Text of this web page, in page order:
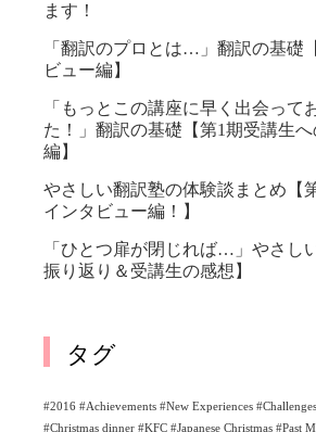
ます！
「翻訳のプロとは…」翻訳の基礎
ビュー編】
「もっとこの講座に早く出会って
た！」翻訳の基礎【第1期受講生
編】
やさしい翻訳塾の体験談まとめ【
インタビュー編！】
「ひとつ扉が閉じれば…」やさし
振り返り＆受講生の感想】
タグ
#2016 #Achievements #New Experiences
#Christmas dinner #KFC #Japanese Christmas #Past